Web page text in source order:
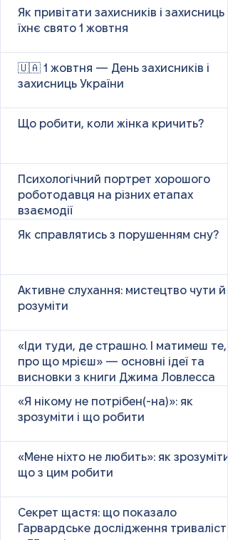
Як привітати захисників і захисниць у
їхнє свято 1 жовтня
🇺🇦 1 жовтня — День захисників і
захисниць України
Що робити, коли жінка кричить?
Психологічний портрет хорошого
роботодавця на різних етапах
взаємодії
Як справлятись з порушенням сну?
Активне слухання: мистецтво чути й
розуміти
«Іди туди, де страшно. І матимеш те,
про що мрієш» — основні ідеї та
висновки з книги Джима Ловлесса
«Я нікому не потрібен(-на)»: як
зрозуміти і що робити
«Мене ніхто не любить»: як зрозуміти
що з цим робити
Секрет щастя: що показало
Гарвардське дослідження